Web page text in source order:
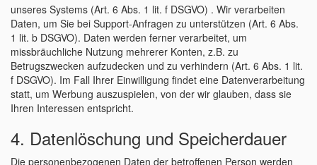
unseres Systems (Art. 6 Abs. 1 lit. f DSGVO) . Wir verarbeiten
Daten, um Sie bei Support-Anfragen zu unterstützen (Art. 6 Abs.
1 lit. b DSGVO). Daten werden ferner verarbeitet, um
missbräuchliche Nutzung mehrerer Konten, z.B. zu
Betrugszwecken aufzudecken und zu verhindern (Art. 6 Abs. 1 lit.
f DSGVO). Im Fall Ihrer Einwilligung findet eine Datenverarbeitung
statt, um Werbung auszuspielen, von der wir glauben, dass sie
Ihren Interessen entspricht.
4. Datenlöschung und Speicherdauer
Die personenbezogenen Daten der betroffenen Person werden